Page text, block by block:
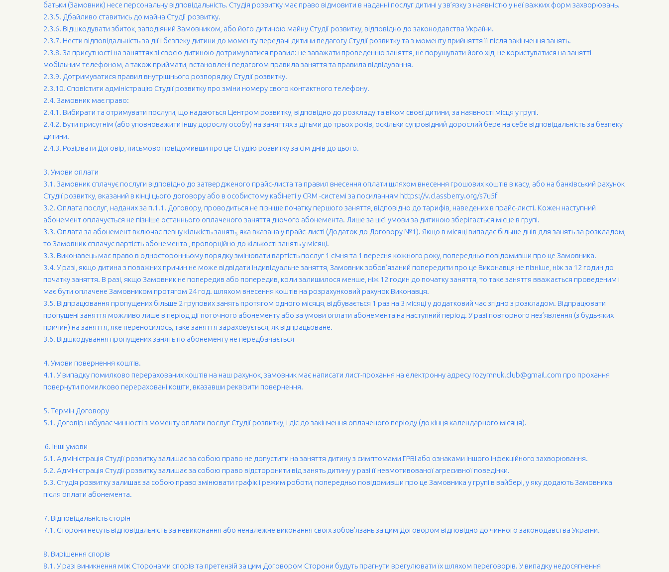
батьки (Замовник) несе персональну відповідальність. Студія розвитку має право відмовити в наданні послуг дитині у зв’язку з наявністю у неї важких форм захворювань.
2.3.5. Дбайливо ставитись до майна Студії розвитку.
2.3.6. Відшкодувати збиток, заподіяний Замовником, або його дитиною майну Студії розвитку, відповідно до законодавства України.
2.3.7. Нести відповідальність за дії і безпеку дитини до моменту передачі дитини педагогу Студії розвитку та з моменту прийняття її після закінчення занять.
2.3.8. За присутності на заняттях зі своєю дитиною дотримуватися правил: не заважати проведенню заняття, не порушувати його хід, не користуватися на занятті
мобільним телефоном, а також приймати, встановлені педагогом правила заняття та правила відвідування.
2.3.9. Дотримуватися правил внутрішнього розпорядку Студії розвитку.
2.3.10. Сповістити адміністрацію Студії розвитку про зміни номеру свого контактного телефону.
2.4. Замовник має право:
2.4.1. Вибирати та отримувати послуги, що надаються Центром розвитку, відповідно до розкладу та віком своєї дитини, за наявності місця у групі.
2.4.2. Бути присутнім (або уповноважити іншу дорослу особу) на заняттях з дітьми до трьох років, оскільки супровідний дорослий бере на себе відповідальність за безпеку
дитини.
2.4.3. Розірвати Договір, письмово повідомивши про це Студію розвитку за сім днів до цього.
3. Умови оплати
3.1. Замовник сплачує послуги відповідно до затвердженого прайс-листа та правил внесення оплати шляхом внесення грошових коштів в касу, або на банківський рахунок
Студії розвитку, вказаний в кінці цього договору або в особистому кабінеті у CRM -системі за посиланням https://v.classberry.org/s7u5f
3.2. Оплата послуг, наданих за п.1.1. Договору, проводиться не пізніше початку першого заняття, відповідно до тарифів, наведених в прайс-листі. Кожен наступний
абонемент оплачується не пізніше останнього оплаченого заняття діючого абонемента. Лише за цієї умови за дитиною зберігається місце в групі.
3.3. Оплата за абонемент включає певну кількість занять, яка вказана у прайс-листі (Додаток до Договору №1). Якщо в місяці випадає більше днів для занять за розкладом,
то Замовник сплачує вартість абонемента , пропорційно до кількості занять у місяці.
3.3. Виконавець має право в односторонньому порядку змінювати вартість послуг 1 січня та 1 вересня кожного року, попередньо повідомивши про це Замовника.
3.4. У разі, якщо дитина з поважних причин не може відвідати індивідуальне заняття, Замовник зобов’язаний попередити про це Виконавця не пізніше, ніж за 12 годин до
початку заняття. В разі, якщо Замовник не попередив або попередив, коли залишилося менше, ніж 12 годин до початку заняття, то таке заняття вважається проведеним і
має бути оплачене Замовником протягом 24 год. шляхом внесення коштів на розрахунковий рахунок Виконавця.
3.5. Відпрацювання пропущених більше 2 групових занять протягом одного місяця, відбувається 1 раз на 3 місяці у додатковий час згідно з розкладом. Відпрацювати
пропущені заняття можливо лише в період дії поточного абонементу або за умови оплати абонемента на наступний період. У разі повторного нез’явлення (з будь-яких
причин) на заняття, яке переносилось, таке заняття зараховується, як відпрацьоване.
3.6. Відшкодування пропущених занять по абонементу не передбачається
4. Умови повернення коштів.
4.1. У випадку помилково перерахованих коштів на наш рахунок, замовник має написати лист-прохання на електронну адресу rozymnuk.club@gmail.com про прохання
повернути помилково перераховані кошти, вказавши реквізити повернення.
5. Термін Договору
5.1. Договір набуває чинності з моменту оплати послуг Студії розвитку, і діє до закінчення оплаченого періоду (до кінця календарного місяця).
6. Інші умови
6.1. Адміністрація Студії розвитку залишає за собою право не допустити на заняття дитину з симптомами ГРВІ або ознаками іншого інфекційного захворювання.
6.2. Адміністрація Студії розвитку залишає за собою право відсторонити від занять дитину у разі її невмотивованої агресивної поведінки.
6.3. Студія розвитку залишає за собою право змінювати графік і режим роботи, попередньо повідомивши про це Замовника у групі в вайбері, у яку додають Замовника
після оплати абонемента.
7. Відповідальність сторін
7.1. Сторони несуть відповідальність за невиконання або неналежне виконання своїх зобов’язань за цим Договором відповідно до чинного законодавства України.
8. Вирішення спорів
8.1. У разі виникнення між Сторонами спорів та претензій за цим Договором Сторони будуть прагнути врегулювати їх шляхом переговорів. У випадку недосягнення